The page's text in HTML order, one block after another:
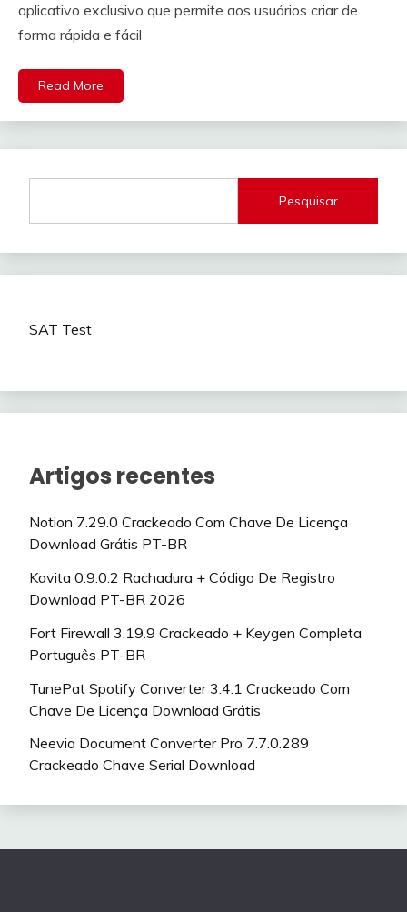
aplicativo exclusivo que permite aos usuários criar de
forma rápida e fácil
Read More
Pesquisar
SAT Test
Artigos recentes
Notion 7.29.0 Crackeado Com Chave De Licença
Download Grátis PT-BR
Kavita 0.9.0.2 Rachadura + Código De Registro
Download PT-BR 2026
Fort Firewall 3.19.9 Crackeado + Keygen Completa
Português PT-BR
TunePat Spotify Converter 3.4.1 Crackeado Com
Chave De Licença Download Grátis
Neevia Document Converter Pro 7.7.0.289
Crackeado Chave Serial Download